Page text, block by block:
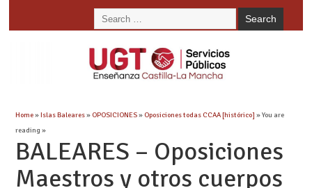
Home»Islas Baleares» OPOSICIONES» Oposiciones todas CCAA [histórico] » You are
reading »
BALEARES – Oposiciones
Maestros y otros cuerpos